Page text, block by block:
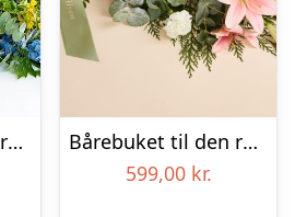
Farverig båredekoration i gul og blå – Blomster til begravelse
Bårebuket til den rolige afsked med bånd
599,00 kr.